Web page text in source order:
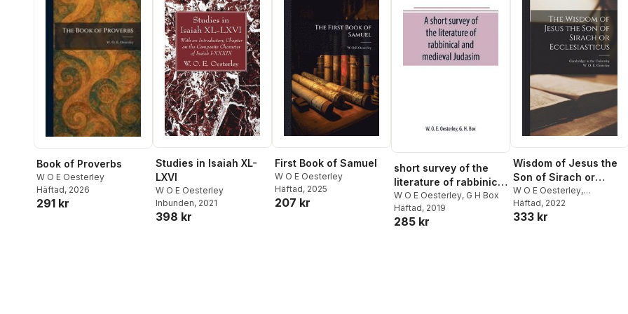
Book of Proverbs
W O E Oesterley
Häftad, 2026
291 kr
Studies in Isaiah XL-
LXVI
W O E Oesterley
Inbunden, 2021
398 kr
First Book of Samuel
W O E Oesterley
Häftad, 2025
207 kr
short survey of the
literature of rabbinical
and medieval Judasim
W O E Oesterley, G H Box
Häftad, 2019
285 kr
Wisdom of Jesus the
Son of Sirach or
Ecclesiasticus
W O E Oesterley,
Cambridge at the
University
Häftad, 2022
333 kr